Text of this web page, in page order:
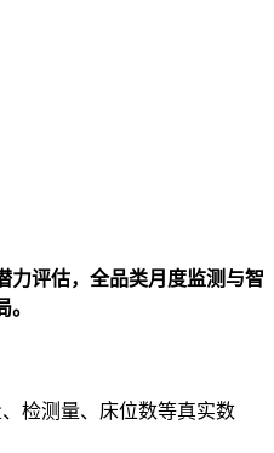
力评估，全品类月度监测与智
检测量、床位数等真实数